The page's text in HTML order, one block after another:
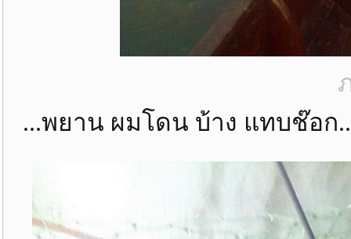
...พยาน ผมโดน บ้าง แทบช๊อก